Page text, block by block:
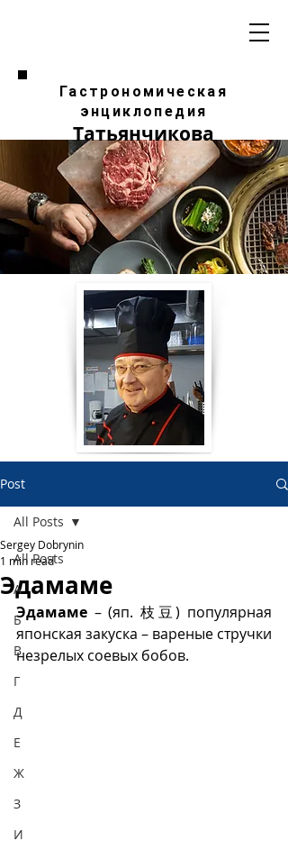
Гастрономическая
энциклопедия
Татьянчикова
Post
All Posts
А
Б
В
Г
Д
Е
Ж
З
И
All Posts
Эдамаме
Sergey Dobrynin
1 min read
Эдамаме – (яп. 枝豆) популярная
японская закуска – вареные стручки
незрелых соевых бобов.